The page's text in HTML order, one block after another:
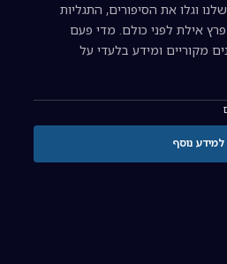
וגלו את הסיפורים, התגליות
אילת לפני כולם. מדי פעם
מקוריים ומידע בלעדי על
למידע נוסף